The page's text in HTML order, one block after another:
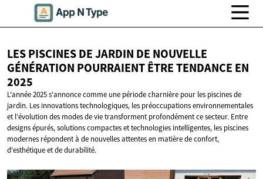
LES PISCINES DE JARDIN DE NOUVELLE
GÉNÉRATION POURRAIENT ÊTRE TENDANCE EN
2025
L'année 2025 s'annonce comme une période charnière pour les piscines de
jardin. Les innovations technologiques, les préoccupations environnementales
et l'évolution des modes de vie transforment profondément ce secteur. Entre
designs épurés, solutions compactes et technologies intelligentes, les piscines
modernes répondent à de nouvelles attentes en matière de confort,
d'esthétique et de durabilité.